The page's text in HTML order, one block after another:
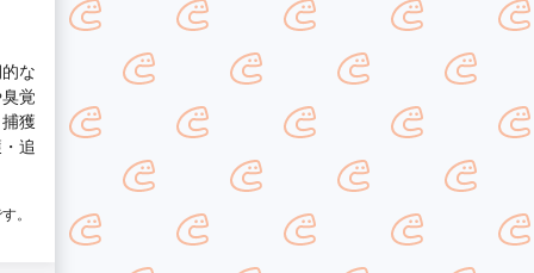
な
覚
獲
追
。